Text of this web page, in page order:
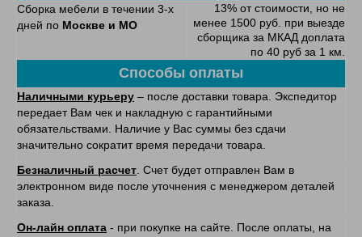
Сборка мебели в течении 3-х
дней по Москве и МО
13% от стоимости, но не
менее 1500 руб. при выезде
сборщика за МКАД доплата
по 40 руб за 1 км.
Способы оплаты
Наличными курьеру – после доставки товара. Экспедитор
передает Вам чек и накладную с гарантийными
обязательствами. Наличие у Вас суммы без сдачи
значительно сократит время передачи товара.
Безналичный расчет . Счет будет отправлен Вам в
электронном виде после уточнения с менеджером деталей
заказа.
Он-лайн оплата - при покупке на сайте. После оплаты, на